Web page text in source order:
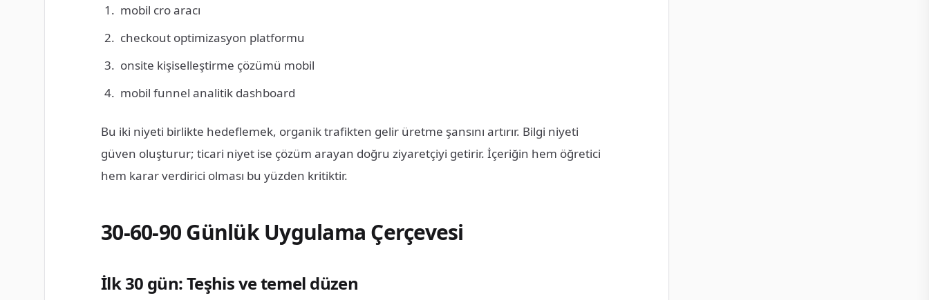
mobil cro aracı
checkout optimizasyon platformu
onsite kişiselleştirme çözümü mobil
mobil funnel analitik dashboard
Bu iki niyeti birlikte hedeflemek, organik trafikten gelir üretme şansını artırır. Bilgi niyeti
güven oluşturur; ticari niyet ise çözüm arayan doğru ziyaretçiyi getirir. İçeriğin hem öğretici
hem karar verdirici olması bu yüzden kritiktir.
30-60-90 Günlük Uygulama Çerçevesi
İlk 30 gün: Teşhis ve temel düzen